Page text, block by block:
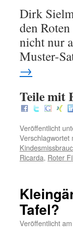
Dirk
den
nicht
Muster-
→
Teile mit
Veröffentlicht
Verschlagwortet
Ricarda, Roter
Tafel?
Veröffentlicht am